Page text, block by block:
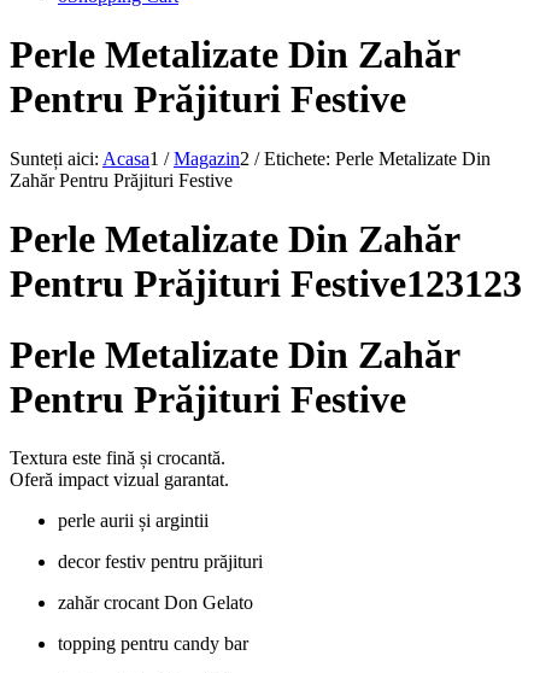
Perle Metalizate Din Zahăr
Pentru Prăjituri Festive
Sunteți aici: Acasa1 / Magazin2 / Etichete: Perle Metalizate Din
Zahăr Pentru Prăjituri Festive
Perle Metalizate Din Zahăr
Pentru Prăjituri Festive123123
Perle Metalizate Din Zahăr
Pentru Prăjituri Festive
Textura este fină și crocantă.
Oferă impact vizual garantat.
perle aurii și argintii
decor festiv pentru prăjituri
zahăr crocant Don Gelato
topping pentru candy bar